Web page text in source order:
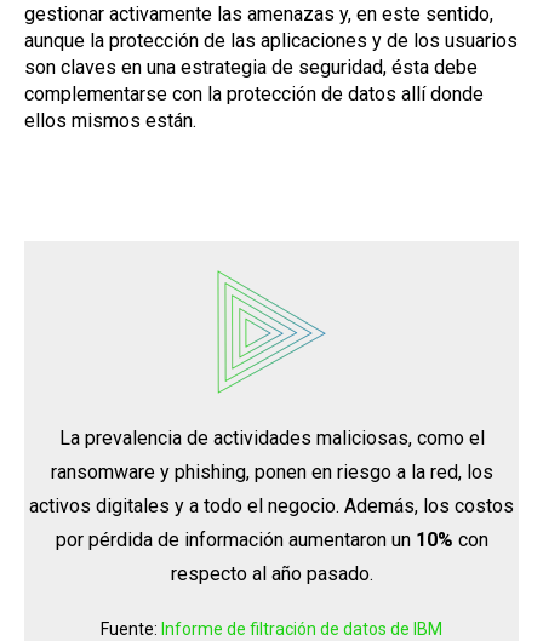
gestionar activamente las amenazas y, en este sentido,
aunque la protección de las aplicaciones y de los usuarios
son claves en una estrategia de seguridad, ésta debe
complementarse con la protección de datos allí donde
ellos mismos están.
La prevalencia de actividades maliciosas, como el
ransomware y phishing, ponen en riesgo a la red, los
activos digitales y a todo el negocio. Además, los costos
por pérdida de información aumentaron un 10% con
respecto al año pasado.
Fuente: Informe de filtración de datos de IBM